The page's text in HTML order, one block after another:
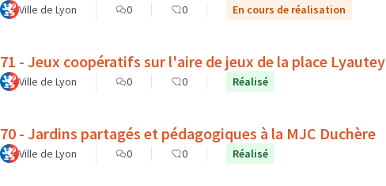
Ville de Lyon 0 0 En cours de réalisation
71 - Jeux coopératifs sur l'aire de jeux de la place Lyautey
Ville de Lyon 0 0 Réalisé
70 - Jardins partagés et pédagogiques à la MJC Duchère
Ville de Lyon 0 0 Réalisé